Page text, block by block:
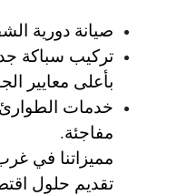
صيانة دورية
تركيب سباكة
بأعلى معايير
مفاجئة.
مميزاتنا في
تقديم حلول